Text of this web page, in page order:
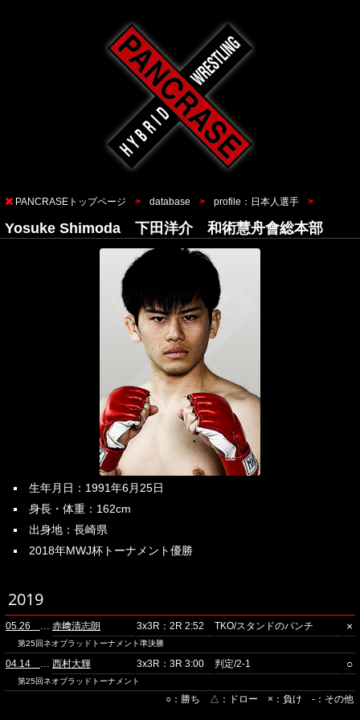
PANCRASEトップページ database profile：日本人選手
Yosuke Shimoda 下田洋介 和術慧舟會総本部
生年月日：1991年6月25日
身長・体重：162cm
出身地：長崎県
2018年MWJ杯トーナメント優勝
2019
05.26 スタジオコースト 赤﨑清志朗 3x3R：2R 2:52 TKO/スタンドのパンチ ×
第25回ネオブラッドトーナメント準決勝
04.14 スタジオコースト 西村大輝 3x3R：3R 3:00 判定/2-1 ○
第25回ネオブラッドトーナメント
○：勝ち △：ドロー ×：負け -：その他